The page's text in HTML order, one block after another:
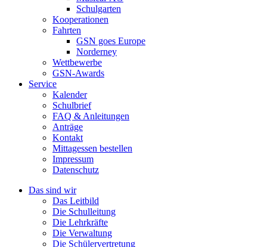
Schulgarten
Kooperationen
Fahrten
GSN goes Europe
Norderney
Wettbewerbe
GSN-Awards
Service
Kalender
Schulbrief
FAQ & Anleitungen
Anträge
Kontakt
Mittagessen bestellen
Impressum
Datenschutz
Das sind wir
Das Leitbild
Die Schulleitung
Die Lehrkräfte
Die Verwaltung
Die Schülervertretung